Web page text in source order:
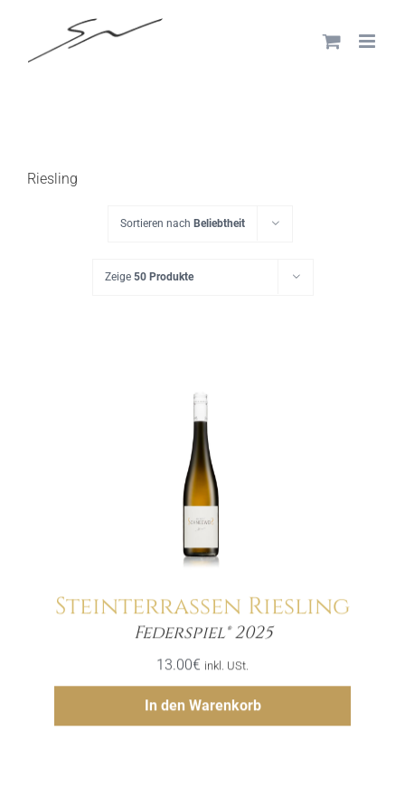
content
Riesling
Sortieren nach Beliebtheit
Zeige 50 Produkte
Steinterrassen Riesling
Federspiel® 2025
13.00€ inkl. USt.
In den Warenkorb
Menge
Hinzufügen